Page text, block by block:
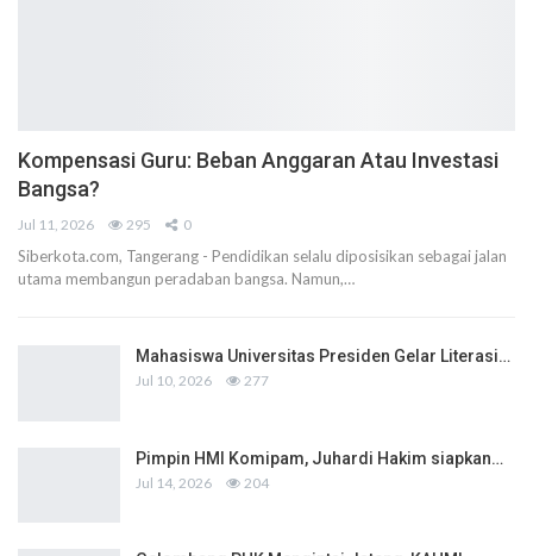
Kompensasi Guru: Beban Anggaran Atau Investasi
Bangsa?
Jul 11, 2026 295 0
Siberkota.com, Tangerang - Pendidikan selalu diposisikan sebagai jalan
utama membangun peradaban bangsa. Namun,…
Mahasiswa Universitas Presiden Gelar Literasi…
Jul 10, 2026 277
Pimpin HMI Komipam, Juhardi Hakim siapkan…
Jul 14, 2026 204